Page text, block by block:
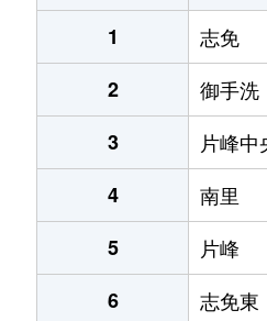
1
志免
2
御手洗
3
片峰中
4
南里
5
片峰
6
志免東